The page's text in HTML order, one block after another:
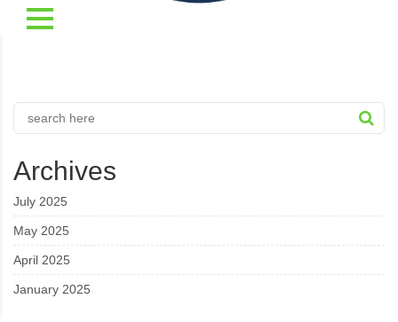
Archives
July 2025
May 2025
April 2025
January 2025